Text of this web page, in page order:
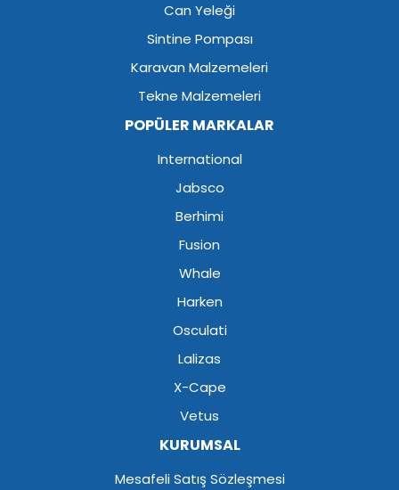
Can Yeleği
Sintine Pompası
Karavan Malzemeleri
Tekne Malzemeleri
POPÜLER MARKALAR
International
Jabsco
Berhimi
Fusion
Whale
Harken
Osculati
Lalizas
X-Cape
Vetus
KURUMSAL
Mesafeli Satış Sözleşmesi